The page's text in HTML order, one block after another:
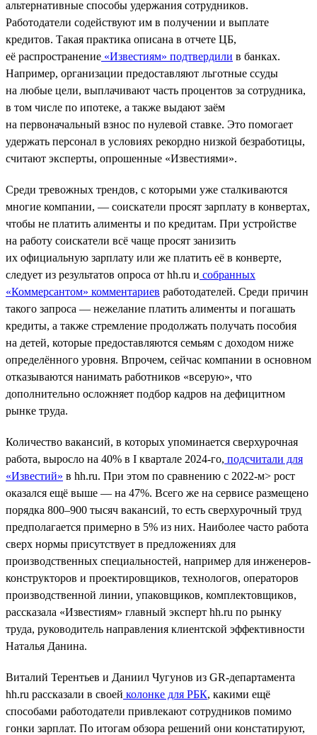
альтернативные способы удержания сотрудников.
Работодатели содействуют им в получении и выплате
кредитов. Такая практика описана в отчете ЦБ,
её распространение «Известиям» подтвердили в банках.
Например, организации предоставляют льготные ссуды
на любые цели, выплачивают часть процентов за сотрудника,
в том числе по ипотеке, а также выдают заём
на первоначальный взнос по нулевой ставке. Это помогает
удержать персонал в условиях рекордно низкой безработицы,
считают эксперты, опрошенные «Известиями».
Среди тревожных трендов, с которыми уже сталкиваются
многие компании, — соискатели просят зарплату в конвертах,
чтобы не платить алименты и по кредитам. При устройстве
на работу соискатели всё чаще просят занизить
их официальную зарплату или же платить её в конверте,
следует из результатов опроса от hh.ru и собранных
«Коммерсантом» комментариев работодателей. Среди причин
такого запроса — нежелание платить алименты и погашать
кредиты, а также стремление продолжать получать пособия
на детей, которые предоставляются семьям с доходом ниже
определённого уровня. Впрочем, сейчас компании в основном
отказываются нанимать работников «всерую», что
дополнительно осложняет подбор кадров на дефицитном
рынке труда.
Количество вакансий, в которых упоминается сверхурочная
работа, выросло на 40% в I квартале 2024-го, подсчитали для
«Известий» в hh.ru. При этом по сравнению с 2022-м> рост
оказался ещё выше — на 47%. Всего же на сервисе размещено
порядка 800–900 тысяч вакансий, то есть сверхурочный труд
предполагается примерно в 5% из них. Наиболее часто работа
сверх нормы присутствует в предложениях для
производственных специальностей, например для инженеров-
конструкторов и проектировщиков, технологов, операторов
производственной линии, упаковщиков, комплектовщиков,
рассказала «Известиям» главный эксперт hh.ru по рынку
труда, руководитель направления клиентской эффективности
Наталья Данина.
Виталий Терентьев и Даниил Чугунов из GR-департамента
hh.ru рассказали в своей колонке для РБК, какими ещё
способами работодатели привлекают сотрудников помимо
гонки зарплат. По итогам обзора решений они констатируют,